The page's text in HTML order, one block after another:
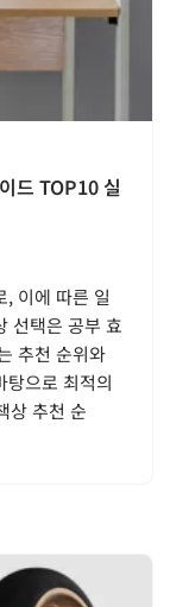
드 TOP10 실
, 이에 따른 일
선택은 공부 효
추천 순위와
탕으로 최적의
상 추천 순